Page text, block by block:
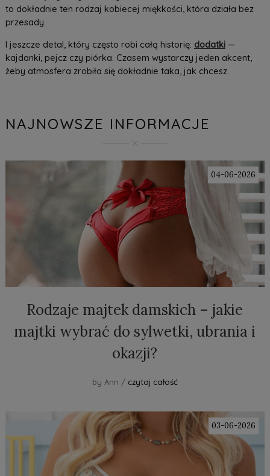
to dokładnie ten rodzaj kobiecej miękkości, która działa bez
przesady.
I jeszcze detal, który często robi całą historię: dodatki—
kajdanki, pejcz czy piórka. Czasem wystarczy jeden akcent,
żeby atmosfera zrobiła się dokładnie taka, jak chcesz.
NAJNOWSZE INFORMACJE
04-06-2026
Rodzaje majtek damskich – jakie
majtki wybrać do sylwetki, ubrania i
okazji?
by Ann / czytaj całość
03-06-2026